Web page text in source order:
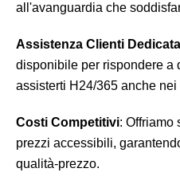
all'avanguardia che
Assistenza Clienti Dedicata
disponibile per rispondere a
assisterti H24/365 anche nei
Costi Competitivi: Offriamo
prezzi accessibili,
qualità-prezzo.